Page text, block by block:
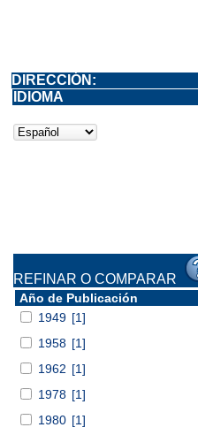
DIRECCIÓN:
IDIOMA
REFINAR O COMPARAR
Año de Publicación
1949 [1]
1958 [1]
1962 [1]
1978 [1]
1980 [1]